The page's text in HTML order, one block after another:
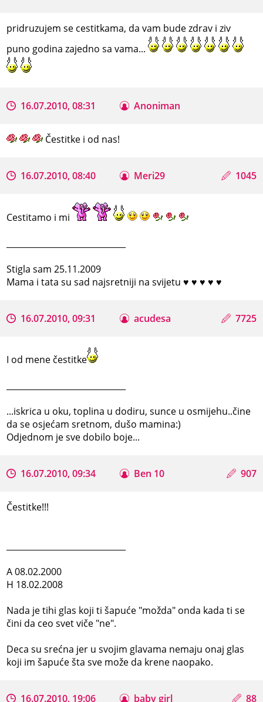
pridruzujem se cestitkama, da vam bude zdrav i ziv
puno godina zajedno sa vama...
16.07.2010, 08:31 Anoniman
Čestitke i od nas!
16.07.2010, 08:40 Meri29 1045
Cestitamo i mi
Stigla sam 25.11.2009
Mama i tata su sad najsretniji na svijetu ♥ ♥ ♥ ♥ ♥
16.07.2010, 09:31 acudesa 7725
I od mene čestitke
...iskrica u oku, toplina u dodiru, sunce u osmijehu..čine
da se osjećam sretnom, dušo mamina:)
Odjednom je sve dobilo boje...
16.07.2010, 09:34 Ben 10 907
Čestitke!!!
A 08.02.2000
H 18.02.2008
Nada je tihi glas koji ti šapuće "možda" onda kada ti se
čini da ceo svet viče "ne".
Deca su srećna jer u svojim glavama nemaju onaj glas
koji im šapuće šta sve može da krene naopako.
16.07.2010, 19:06 baby girl 88